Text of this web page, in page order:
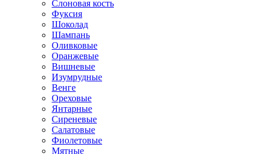
Слоновая кость
Фуксия
Шоколад
Шампань
Оливковые
Оранжевые
Вишневые
Изумрудные
Венге
Ореховые
Янтарные
Сиреневые
Салатовые
Фиолетовые
Мятные